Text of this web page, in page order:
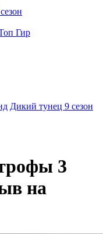
Гир
Дикий тунец 9 сезон
3
на